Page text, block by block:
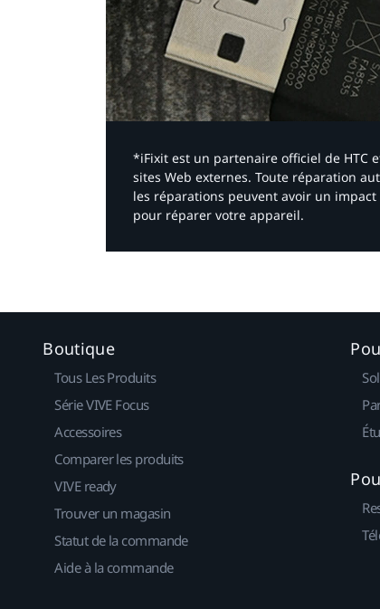
*iFixit est un partenaire officiel de HTC
sites Web externes. Toute réparation
les réparations peuvent avoir un
pour réparer votre appareil.​
Boutique
Tous Les Produits
Série VIVE Focus
Accessoires
Comparer les produits
VIVE ready
Trouver un magasin
Statut de la commande
Aide à la commande